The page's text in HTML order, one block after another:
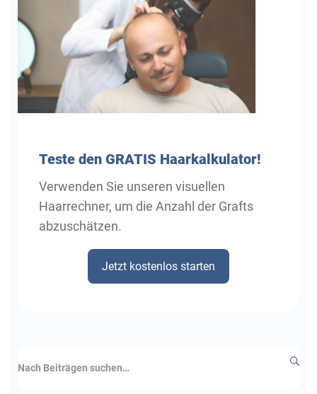
Teste den GRATIS Haarkalkulator!
Verwenden Sie unseren visuellen
Haarrechner, um die Anzahl der Grafts
abzuschätzen.
Jetzt kostenlos starten